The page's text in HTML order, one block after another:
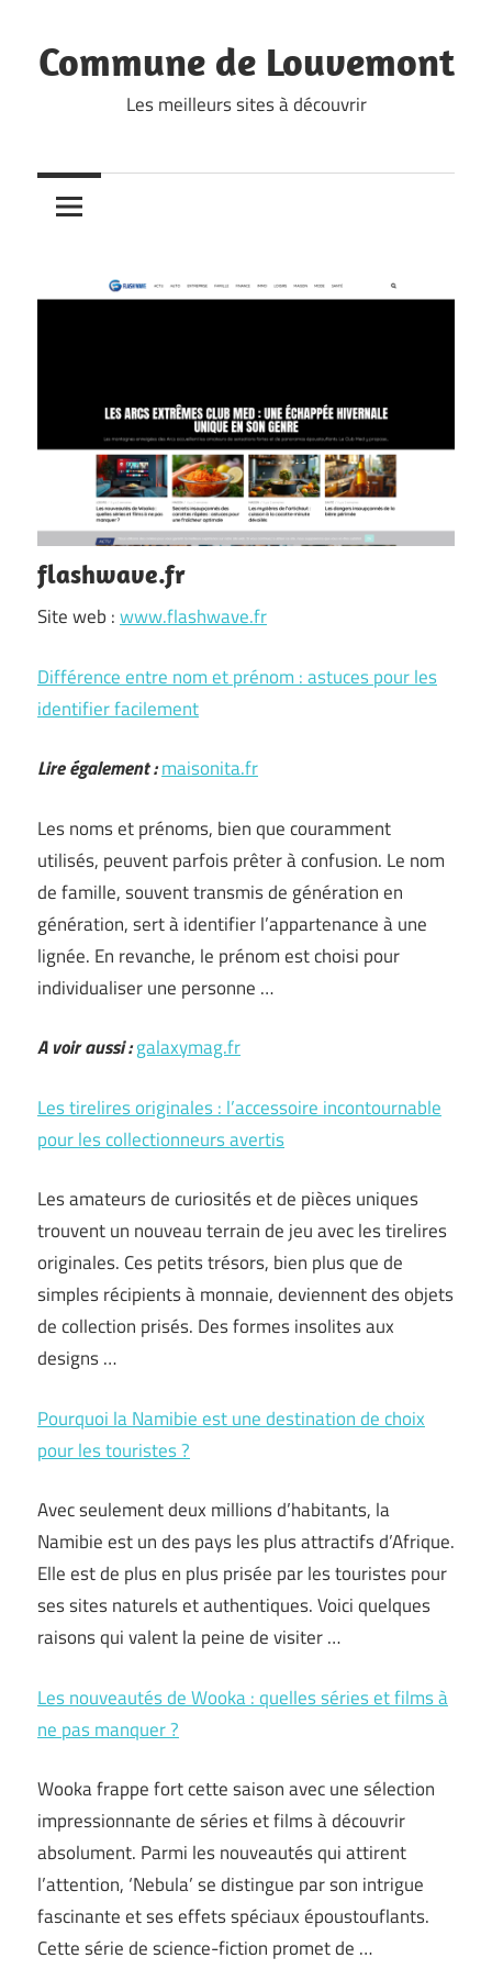
to
content
Commune de Louvemont
Les meilleurs sites à découvrir
flashwave.fr
Site web :www.flashwave.fr
Différence entre nom et prénom : astuces pour les
identifier facilement
Lire également :maisonita.fr
Les noms et prénoms, bien que couramment
utilisés, peuvent parfois prêter à confusion. Le nom
de famille, souvent transmis de génération en
génération, sert à identifier l’appartenance à une
lignée. En revanche, le prénom est choisi pour
individualiser une personne …
A voir aussi :galaxymag.fr
Les tirelires originales : l’accessoire incontournable
pour les collectionneurs avertis
Les amateurs de curiosités et de pièces uniques
trouvent un nouveau terrain de jeu avec les tirelires
originales. Ces petits trésors, bien plus que de
simples récipients à monnaie, deviennent des objets
de collection prisés. Des formes insolites aux
designs …
Pourquoi la Namibie est une destination de choix
pour les touristes ?
Avec seulement deux millions d’habitants, la
Namibie est un des pays les plus attractifs d’Afrique.
Elle est de plus en plus prisée par les touristes pour
ses sites naturels et authentiques. Voici quelques
raisons qui valent la peine de visiter …
Les nouveautés de Wooka : quelles séries et films à
ne pas manquer ?
Wooka frappe fort cette saison avec une sélection
impressionnante de séries et films à découvrir
absolument. Parmi les nouveautés qui attirent
l’attention, ‘Nebula’ se distingue par son intrigue
fascinante et ses effets spéciaux époustouflants.
Cette série de science-fiction promet de …